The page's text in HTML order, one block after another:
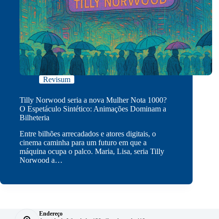
Revisum
Tilly Norwood seria a nova Mulher Nota 1000?
O Espetáculo Sintético: Animações Dominam a
Bilheteria
Entre bilhões arrecadados e atores digitais, o
cinema caminha para um futuro em que a
máquina ocupa o palco. Maria, Lisa, seria Tilly
Norwood a…
Endereço